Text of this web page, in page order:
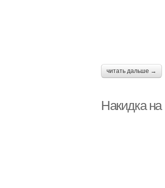
читать дальше →
Накидка